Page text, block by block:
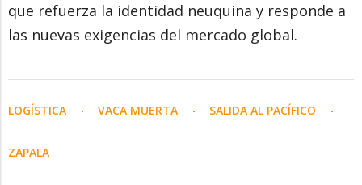
que refuerza la identidad neuquina y responde a
las nuevas exigencias del mercado global.
LOGÍSTICA VACA MUERTA SALIDA AL PACÍFICO
ZAPALA